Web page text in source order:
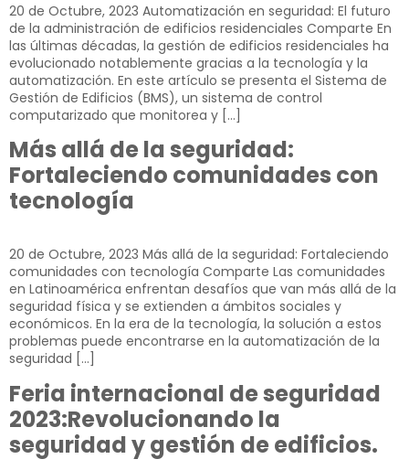
20 de Octubre, 2023​ Automatización en seguridad: El futuro
de la administración de edificios residenciales Comparte En
las últimas décadas, la gestión de edificios residenciales ha
evolucionado notablemente gracias a la tecnología y la
automatización. En este artículo se presenta el Sistema de
Gestión de Edificios (BMS), un sistema de control
computarizado que monitorea y […]
Más allá de la seguridad:
Fortaleciendo comunidades con
tecnología
20 de Octubre, 2023​ Más allá de la seguridad: Fortaleciendo
comunidades con tecnología Comparte Las comunidades
en Latinoamérica enfrentan desafíos que van más allá de la
seguridad física y se extienden a ámbitos sociales y
económicos. En la era de la tecnología, la solución a estos
problemas puede encontrarse en la automatización de la
seguridad […]
Feria internacional de seguridad
2023:Revolucionando la
seguridad y gestión de edificios.